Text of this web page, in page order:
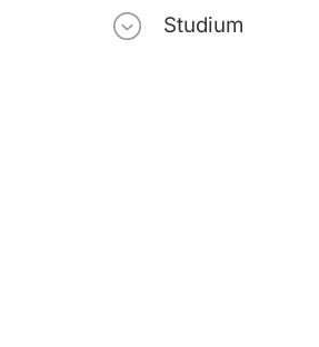
Studium